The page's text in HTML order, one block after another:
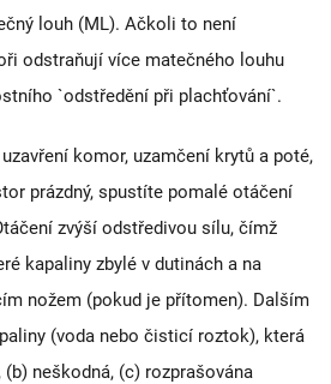
louh (ML). Ačkoli to není
odstraňují více matečného louhu
`odstředění při plachťování`.
komor, uzamčení krytů a poté,
prázdný, spustíte pomalé otáčení
zvýší odstředivou sílu, čímž
kapaliny zbylé v dutinách a na
nožem (pokud je přítomen). Dalším
(voda nebo čisticí roztok), která
neškodná, (c) rozprašována